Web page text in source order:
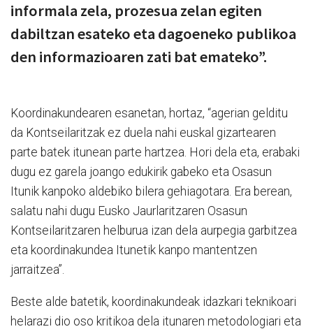
informala zela, prozesua zelan egiten
dabiltzan esateko eta dagoeneko publikoa
den informazioaren zati bat emateko”.
Koordinakundearen esanetan, hortaz, “agerian gelditu
da Kontseilaritzak ez duela nahi euskal gizartearen
parte batek itunean parte hartzea. Hori dela eta, erabaki
dugu ez garela joango edukirik gabeko eta Osasun
Itunik kanpoko aldebiko bilera gehiagotara. Era berean,
salatu nahi dugu Eusko Jaurlaritzaren Osasun
Kontseilaritzaren helburua izan dela aurpegia garbitzea
eta koordinakundea Itunetik kanpo mantentzen
jarraitzea”.
Beste alde batetik, koordinakundeak idazkari teknikoari
helarazi dio oso kritikoa dela itunaren metodologiari eta